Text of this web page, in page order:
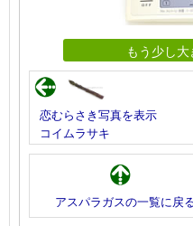
もう少し
恋むらさき写真を表示
コイムラサキ
アスパラガスの一覧に戻